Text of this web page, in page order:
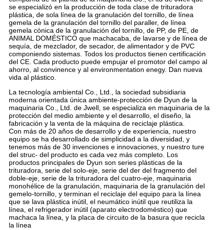
se especializó en la producción de toda clase de trituradora
plástica, de sola línea de la granulación del tornillo, de línea
gemela de la granulación del tornillo del paraller, de línea
gemela cónica de la granulación del tornillo, de PP, de PE, de
ANIMAL DOMÉSTICO que machacaba, de lavarse y de línea de
sequía, de mezclador, de secador, de alimentador y de PVC
componiendo sistemas. Todos los productos tienen certificación
del CE. Cada producto puede empujar el promotor del campo al
ahorro, al convinence y al environmentation enegy. Dan nueva
vida al plástico.
La tecnología ambiental Co., Ltd., la sociedad subsidiaria
moderna orientada única ambiente-protección de Dyun de la
maquinaria Co., Ltd. de Jwell, se especializa en maquinaria de la
protección del medio ambiente y el desarrollo, el diseño, la
fabricación y la venta de la máquina de reciclaje plástica.
Con más de 20 años de desarrollo y de experiencia, nuestro
equipo se ha desarrollado de simplicidad a la diversidad, y
tenemos más de 30 invenciones e innovaciones, y nuestro ture
del struc- del producto es cada vez más completo. Los
productos principales de Dyun son series plásticas de la
trituradora, serie del solo-eje, serie del der del fragmento del
doble-eje, serie de la trituradora del cuatro-eje, maquinaria
monohélice de la granulación, maquinaria de la granulación del
gemelo-tornillo, y terminan el reciclaje del equipo para la línea
que se lava plástica inútil, el neumático inútil que reutiliza la
línea, el refrigerador inútil (aparato electrodoméstico) que
machaca la línea, y la placa de circuito de la basura que recicla
la línea